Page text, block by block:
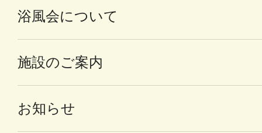
浴風会について
施設のご案内
お知らせ